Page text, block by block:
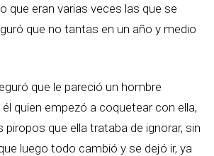
que eran varias veces las que se
que no tantas en un año y medio
que le pareció un hombre
quien empezó a coquetear con ella,
piropos que ella trataba de ignorar, sin
luego todo cambió y se dejó ir, ya